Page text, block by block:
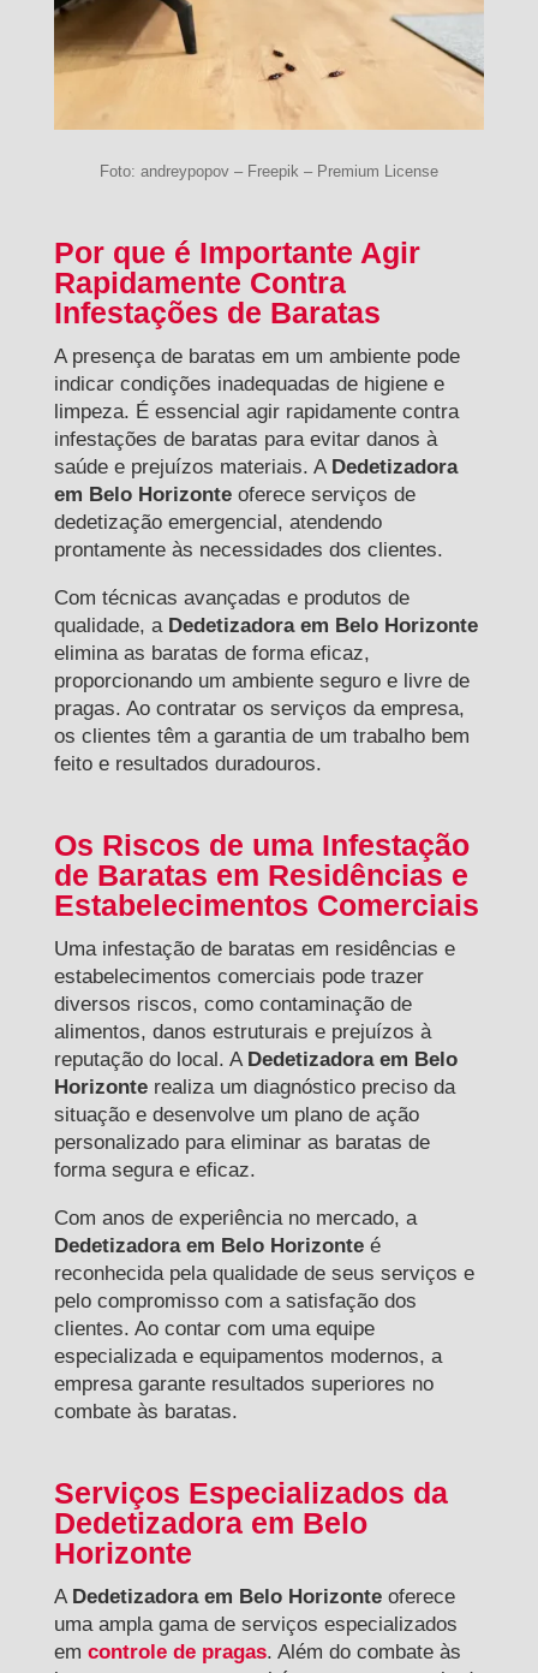
Foto: andreypopov – Freepik – Premium License
Por que é Importante Agir
Rapidamente Contra
Infestações de Baratas
A presença de baratas em um ambiente pode
indicar condições inadequadas de higiene e
limpeza. É essencial agir rapidamente contra
infestações de baratas para evitar danos à
saúde e prejuízos materiais. A Dedetizadora
em Belo Horizonteoferece serviços de
dedetização emergencial, atendendo
prontamente às necessidades dos clientes.
Com técnicas avançadas e produtos de
qualidade, a Dedetizadora em Belo Horizonte
elimina as baratas de forma eficaz,
proporcionando um ambiente seguro e livre de
pragas. Ao contratar os serviços da empresa,
os clientes têm a garantia de um trabalho bem
feito e resultados duradouros.
Os Riscos de uma Infestação
de Baratas em Residências e
Estabelecimentos Comerciais
Uma infestação de baratas em residências e
estabelecimentos comerciais pode trazer
diversos riscos, como contaminação de
alimentos, danos estruturais e prejuízos à
reputação do local. A Dedetizadora em Belo
Horizonterealiza um diagnóstico preciso da
situação e desenvolve um plano de ação
personalizado para eliminar as baratas de
forma segura e eficaz.
Com anos de experiência no mercado, a
Dedetizadora em Belo Horizonteé
reconhecida pela qualidade de seus serviços e
pelo compromisso com a satisfação dos
clientes. Ao contar com uma equipe
especializada e equipamentos modernos, a
empresa garante resultados superiores no
combate às baratas.
Serviços Especializados da
Dedetizadora em Belo
Horizonte
A Dedetizadora em Belo Horizonteoferece
uma ampla gama de serviços especializados
em controle de pragas. Além do combate às